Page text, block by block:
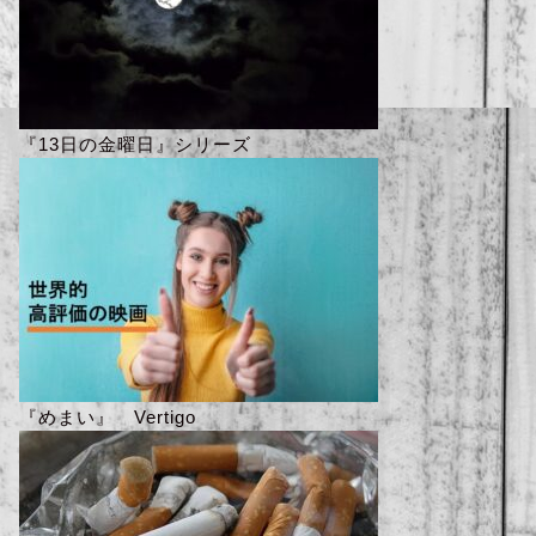
『13日の金曜日』シリーズ
『めまい』 Vertigo